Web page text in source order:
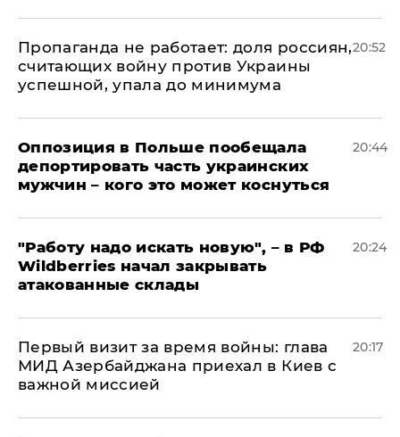
​Пропаганда не работает: доля россиян,
считающих войну против Украины
успешной, упала до минимума
20:52
Оппозиция в Польше пообещала
депортировать часть украинских
мужчин – кого это может коснуться
20:44
"Работу надо искать новую", – в РФ
Wildberries начал закрывать
атакованные склады
20:24
Первый визит за время войны: глава
МИД Азербайджана приехал в Киев с
важной миссией
20:17